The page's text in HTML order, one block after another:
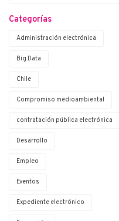
Categorías
Administración electrónica
Big Data
Chile
Compromiso medioambiental
contratación pública electrónica
Desarrollo
Empleo
Eventos
Expediente electrónico